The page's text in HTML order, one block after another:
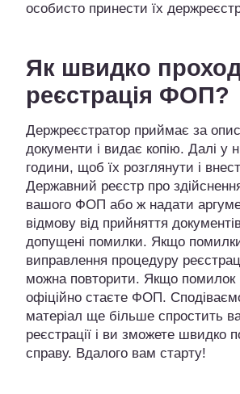
особисто принести їх
Як швидко
реєстрація ФОП?
Держреєстратор приймає за
документи і видає копію. Далі у
години, щоб їх розглянути і
Державний реєстр про
вашого ФОП або ж надати
відмову від прийняття
допущені помилки. Якщо помилки
виправлення процедуру
можна повторити. Якщо помилок
офіційно стаєте ФОП.
матеріал ще більше спростить
реєстрації і ви зможете швидко
справу. Вдалого вам старту!